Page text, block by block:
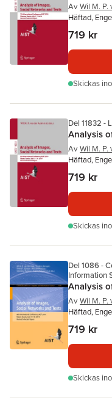
Av Wil M. P.
Häftad,
719 kr
Skickas
Del 11832 -
Analysis
Av Wil M. P.
Häftad,
719 kr
Skickas
Del 1086 -
Information
Analysis
Av Wil M. P.
Häftad,
719 kr
Skickas